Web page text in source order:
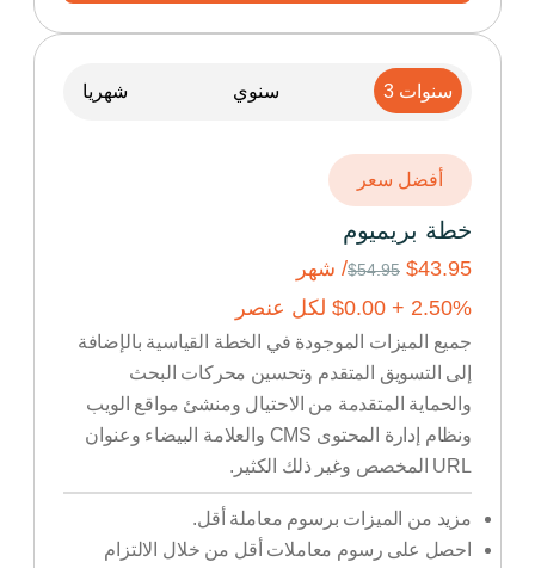
شهريا سنوي 3 سنوات
أفضل سعر
خطة بريميوم
$54.95 $43.95
/ شهر
2.50% +
$0.00 لكل عنصر
جميع الميزات الموجودة في الخطة القياسية بالإضافة
إلى التسويق المتقدم وتحسين محركات البحث
والحماية المتقدمة من الاحتيال ومنشئ مواقع الويب
ونظام إدارة المحتوى CMS والعلامة البيضاء وعنوان
URL المخصص وغير ذلك الكثير.
مزيد من الميزات برسوم معاملة أقل.
احصل على رسوم معاملات أقل من خلال الالتزام